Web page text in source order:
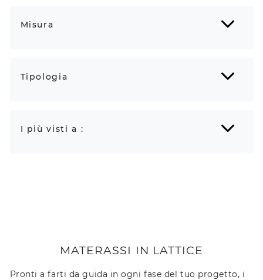
Misura
Tipologia
I più visti a :
MATERASSI IN LATTICE
Pronti a farti da guida in ogni fase del tuo progetto, i